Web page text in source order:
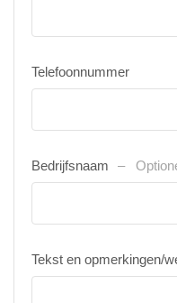
Telefoonnummer
Bedrijfsnaam
Tekst en opmerkingen/